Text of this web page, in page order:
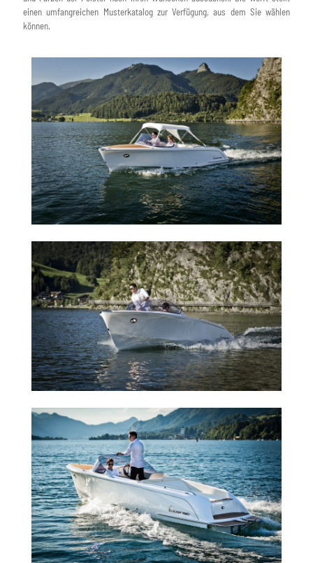
einen umfangreichen Musterkatalog zur Verfügung, aus dem Sie wählen
können.